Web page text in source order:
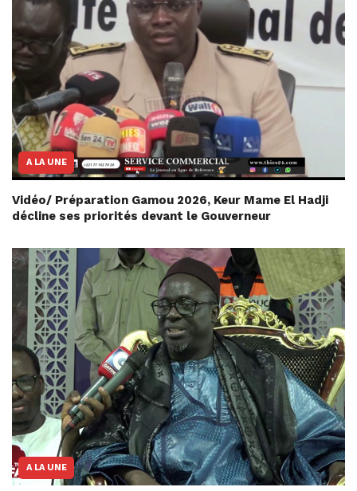
A LA UNE
Vidéo/ Préparation Gamou 2026, Keur Mame El Hadji
décline ses priorités devant le Gouverneur
A LA UNE